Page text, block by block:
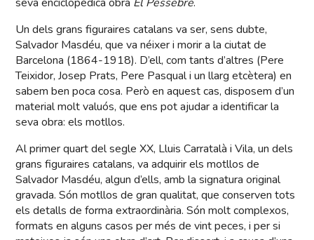
Un dels grans figuraires catalans va ser, sens dubte,
Salvador Masdéu, que va néixer i morir a la ciutat de
Barcelona (1864-1918). D’ell, com tants d’altres (Pere
Teixidor, Josep Prats, Pere Pasqual i un llarg etcètera) en
sabem ben poca cosa. Però en aquest cas, disposem d’un
material molt valuós, que ens pot ajudar a identificar la
seva obra: els motllos.
Al primer quart del segle XX, Lluis Carratalà i Vila, un dels
grans figuraires catalans, va adquirir els motllos de
Salvador Masdéu, algun d’ells, amb la signatura original
gravada. Són motllos de gran qualitat, que conserven tots
els detalls de forma extraordinària. Són molt complexos,
formats en alguns casos per més de vint peces, i per si